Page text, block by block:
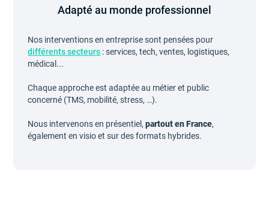
Adapté au monde professionnel
Nos interventions en entreprise sont pensées pour
différents secteurs : services, tech, ventes, logistiques,
médical...
Chaque approche est adaptée au métier et public
concerné (TMS, mobilité, stress, …).
Nous intervenons en présentiel,partout en France,
également en visio et sur des formats hybrides.